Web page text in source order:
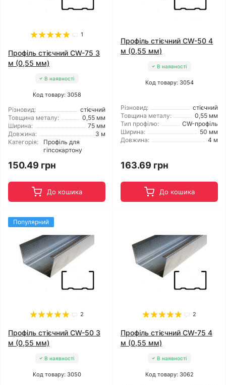
1
Профіль стієчний CW-75 3
м (0,55 мм)
В наявності
Код товару: 3058
Різновид:
стієчний
Товщина металу:
0,55 мм
Ширина:
75 мм
Довжина:
3 м
Категорія:
Профіль для
гіпсокартону
150.49 грн
До кошика
Профіль стієчний CW-50 4
м (0,55 мм)
В наявності
Код товару: 3054
Різновид:
стієчний
Товщина металу:
0,55 мм
Тип профілю:
CW-профіль
Ширина:
50 мм
Довжина:
4 м
163.69 грн
До кошика
Популярний
2
Профіль стієчний CW-50 3
м (0,55 мм)
В наявності
Код товару: 3050
2
Профіль стієчний CW-75 4
м (0,55 мм)
В наявності
Код товару: 3062